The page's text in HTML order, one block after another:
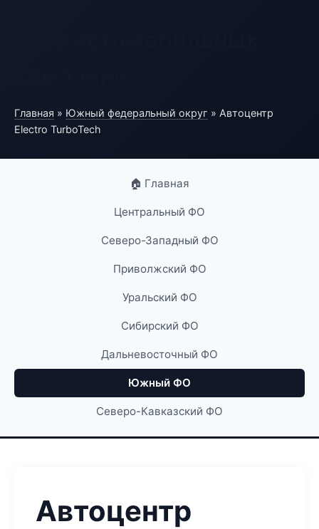
Главная » Южный федеральный округ » Автоцентр
Electro TurboTech
🏠 Главная
Центральный ФО
Северо-Западный ФО
Приволжский ФО
Уральский ФО
Сибирский ФО
Дальневосточный ФО
Южный ФО
Северо-Кавказский ФО
Автоцентр